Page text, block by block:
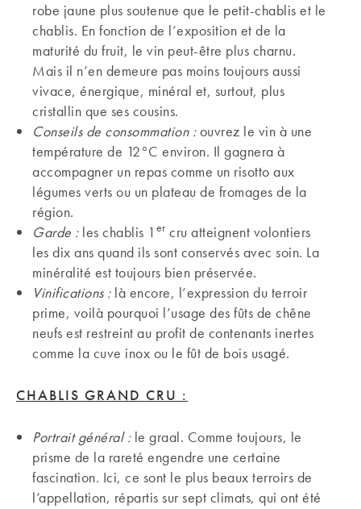
robe jaune plus soutenue que le petit-chablis et le
chablis. En fonction de l’exposition et de la
maturité du fruit, le vin peut-être plus charnu.
Mais il n’en demeure pas moins toujours aussi
vivace, énergique, minéral et, surtout, plus
cristallin que ses cousins.
Conseils de consommation :ouvrez le vin à une
température de 12°C environ. Il gagnera à
accompagner un repas comme un risotto aux
légumes verts ou un plateau de fromages de la
région.
Garde :les chablis 1 er cru atteignent volontiers
les dix ans quand ils sont conservés avec soin. La
minéralité est toujours bien préservée.
Vinifications :là encore, l’expression du terroir
prime, voilà pourquoi l’usage des fûts de chêne
neufs est restreint au profit de contenants inertes
comme la cuve inox ou le fût de bois usagé.
CHABLIS GRAND CRU :
Portrait général :le graal. Comme toujours, le
prisme de la rareté engendre une certaine
fascination. Ici, ce sont le plus beaux terroirs de
l’appellation, répartis sur sept climats, qui ont été